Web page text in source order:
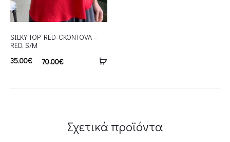
SILKY TOP RED-CKONTOVA –
RED, S/M
70.00€
35.00€
Σχετικά προϊόντα